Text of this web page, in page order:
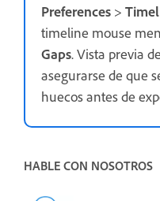
Preferences >
timeline mouse
Gaps. Vista previa
asegurarse de que
huecos antes de
HABLE CON NOSOTROS